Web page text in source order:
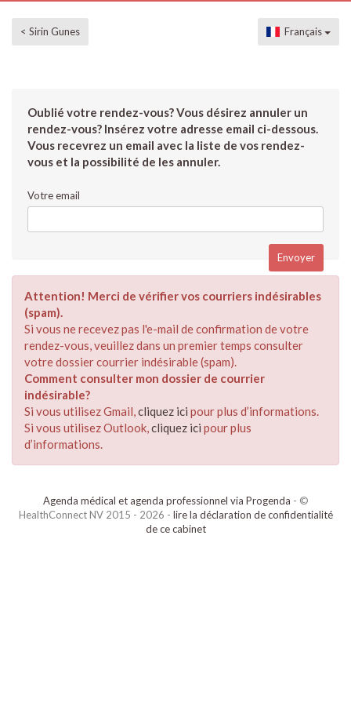
< Sirin Gunes Français
Oublié votre rendez-vous? Vous désirez annuler un
rendez-vous? Insérez votre adresse email ci-dessous.
Vous recevrez un email avec la liste de vos rendez-
vous et la possibilité de les annuler.
Votre email
Attention! Merci de vérifier vos courriers indésirables
(spam).
Si vous ne recevez pas l'e-mail de confirmation de votre
rendez-vous, veuillez dans un premier temps consulter
votre dossier courrier indésirable (spam).
Comment consulter mon dossier de courrier
indésirable?
Si vous utilisez Gmail,cliquez ici pour plus d’informations.
Si vous utilisez Outlook,cliquez ici pour plus
d’informations.
Agenda médical et agenda professionnel via Progenda - ©
HealthConnect NV 2015 - 2026 - lire la déclaration de confidentialité
de ce cabinet